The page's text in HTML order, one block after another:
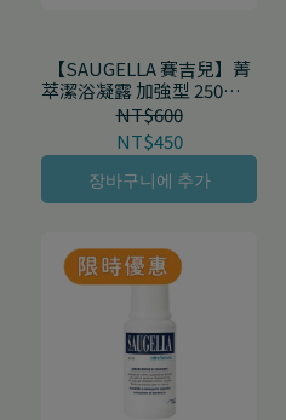
【SAUGELLA 賽吉兒】菁
萃潔浴凝露 加強型 250mL/
瓶
NT$450
NT$600
장바구니에 추가